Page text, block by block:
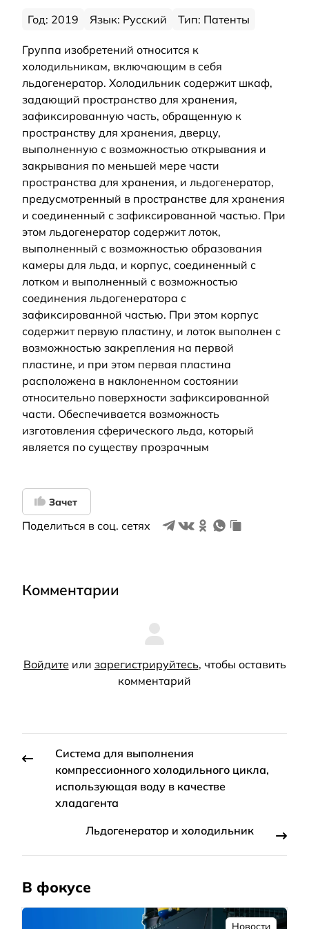
Год: 2019 Язык: Русский Тип: Патенты
Группа изобретений относится к
холодильникам, включающим в себя
льдогенератор. Холодильник содержит шкаф,
задающий пространство для хранения,
зафиксированную часть, обращенную к
пространству для хранения, дверцу,
выполненную с возможностью открывания и
закрывания по меньшей мере части
пространства для хранения, и льдогенератор,
предусмотренный в пространстве для хранения
и соединенный с зафиксированной частью. При
этом льдогенератор содержит лоток,
выполненный с возможностью образования
камеры для льда, и корпус, соединенный с
лотком и выполненный с возможностью
соединения льдогенератора с
зафиксированной частью. При этом корпус
содержит первую пластину, и лоток выполнен с
возможностью закрепления на первой
пластине, и при этом первая пластина
расположена в наклоненном состоянии
относительно поверхности зафиксированной
части. Обеспечивается возможность
изготовления сферического льда, который
является по существу прозрачным
Зачет
Поделиться в соц. сетях
Комментарии
Войдите или зарегистрируйтесь, чтобы оставить
комментарий
Система для выполнения
компрессионного холодильного цикла,
использующая воду в качестве
хладагента
Льдогенератор и холодильник
В фокусе
Новости